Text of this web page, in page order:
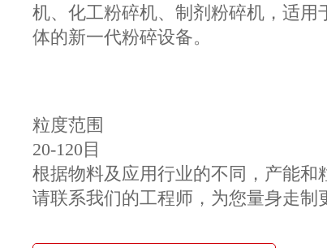
机、化工粉碎机、制剂粉碎机，适
体的新一代粉碎设备。
粒度范围
20-120目
根据物料及应用行业的不同，产能和
请联系我们的工程师，为您量身走制